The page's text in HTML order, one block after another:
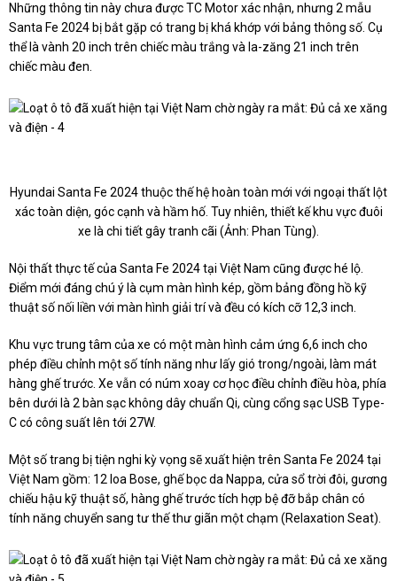
Những thông tin này chưa được TC Motor xác nhận, nhưng 2 mẫu
Santa Fe 2024 bị bắt gặp có trang bị khá khớp với bảng thông số. Cụ
thể là vành 20 inch trên chiếc màu trắng và la-zăng 21 inch trên
chiếc màu đen.
Hyundai Santa Fe 2024 thuộc thế hệ hoàn toàn mới với ngoại thất lột
xác toàn diện, góc cạnh và hầm hố. Tuy nhiên, thiết kế khu vực đuôi
xe là chi tiết gây tranh cãi (Ảnh: Phan Tùng).
Nội thất thực tế của Santa Fe 2024 tại Việt Nam cũng được hé lộ.
Điểm mới đáng chú ý là cụm màn hình kép, gồm bảng đồng hồ kỹ
thuật số nối liền với màn hình giải trí và đều có kích cỡ 12,3 inch.
Khu vực trung tâm của xe có một màn hình cảm ứng 6,6 inch cho
phép điều chỉnh một số tính năng như lấy gió trong/ngoài, làm mát
hàng ghế trước. Xe vẫn có núm xoay cơ học điều chỉnh điều hòa, phía
bên dưới là 2 bàn sạc không dây chuẩn Qi, cùng cổng sạc USB Type-
C có công suất lên tới 27W.
Một số trang bị tiện nghi kỳ vọng sẽ xuất hiện trên Santa Fe 2024 tại
Việt Nam gồm: 12 loa Bose, ghế bọc da Nappa, cửa sổ trời đôi, gương
chiếu hậu kỹ thuật số, hàng ghế trước tích hợp bệ đỡ bắp chân có
tính năng chuyển sang tư thế thư giãn một chạm (Relaxation Seat).